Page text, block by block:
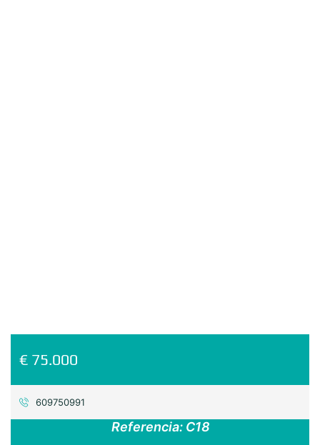
€ 75.000
609750991
Referencia: C18